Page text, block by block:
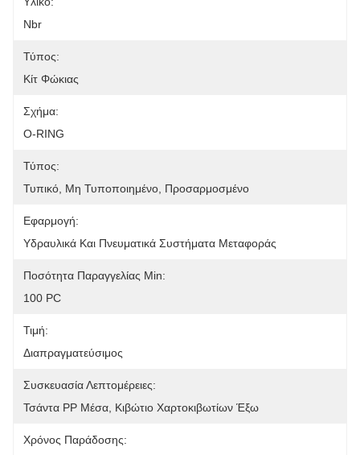
Nbr
Τύπος:
Κίτ Φώκιας
Σχήμα:
O-RING
Τύπος:
Τυπικό, Μη Τυποποιημένο, Προσαρμοσμένο
Εφαρμογή:
Υδραυλικά Και Πνευματικά Συστήματα Μεταφοράς
Ποσότητα Παραγγελίας Min:
100 PC
Τιμή:
Διαπραγματεύσιμος
Συσκευασία Λεπτομέρειες:
Τσάντα PP Μέσα, Κιβώτιο Χαρτοκιβωτίων Έξω
Χρόνος Παράδοσης: